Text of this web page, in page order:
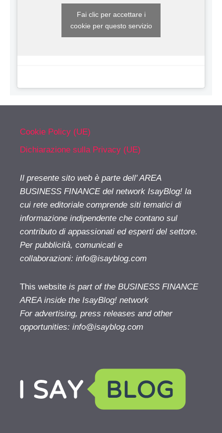
Fai clic per accettare i
cookie per questo servizio
Cookie Policy (UE)
Dichiarazione sulla Privacy (UE)
Il presente sito web è parte dell' AREA
BUSINESS FINANCE del network IsayBlog! la
cui rete editoriale comprende siti tematici di
informazione indipendente che contano sul
contributo di appassionati ed esperti del settore.
Per pubblicità, comunicati e
collaborazioni: info@isayblog.com
This website is part of the BUSINESS FINANCE
AREA inside the IsayBlog! network
For advertising, press releases and other
opportunities: info@isayblog.com